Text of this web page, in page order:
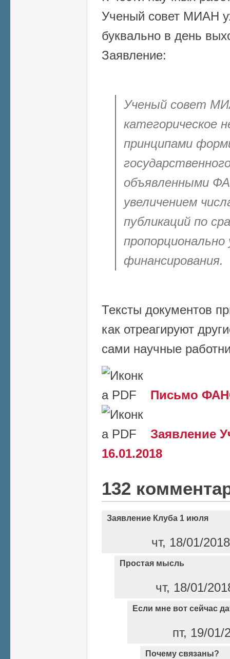
Ученый совет МИАН
буквально в день
Заявление:
Ученый совет
категорическое
принципами
объявленными
увеличением
публикаций по
пропорционально
финансирования.
Тексты документов
как отреагируют
сами научные
Письмо
Заявление
16.01.2018
132
Заявление Клуба 1 июля
чт, 18/01/
Простая мысль
чт, 18/01/
Если мне вот сейчас
пт, 19/
Почему связаны?